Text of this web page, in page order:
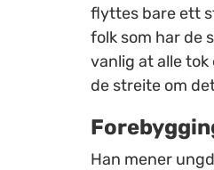
flyttes bare ett
folk som har de
vanlig at alle
de streite om
Han mener